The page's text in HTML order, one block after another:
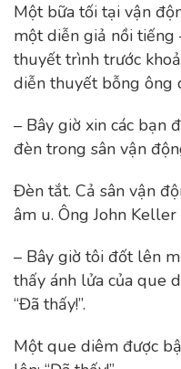
Một bữa tối tại vận
một diễn giả nồi tiếng
thuyết trình trước
diễn thuyết bỗng ông
– Bây giờ xin các bạn
đèn trong sân vận
Đèn tắt. Cả sân vận
âm u. Ông John Keller
– Bây giờ tôi đốt lên
thấy ánh lửa của que
“Đã thấy!”.
Một que diêm được